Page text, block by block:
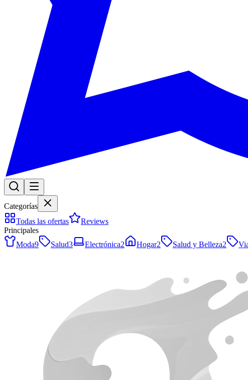
Categorías
Todas las ofertas
Reviews
Principales
Moda9 Salud3 Electrónica2 Hogar2 Salud y Belleza2